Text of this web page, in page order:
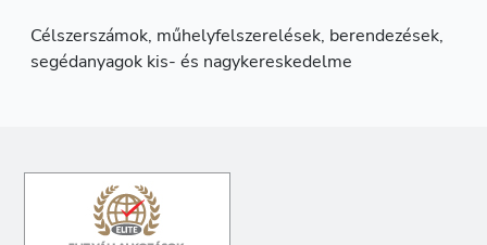
Célszerszámok, műhelyfelszerelések, berendezések,
segédanyagok kis- és nagykereskedelme